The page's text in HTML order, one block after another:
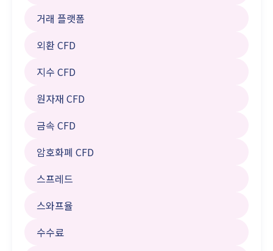
거래 플랫폼
외환 CFD
지수 CFD
원자재 CFD
금속 CFD
암호화폐 CFD
스프레드
스와프율
수수료